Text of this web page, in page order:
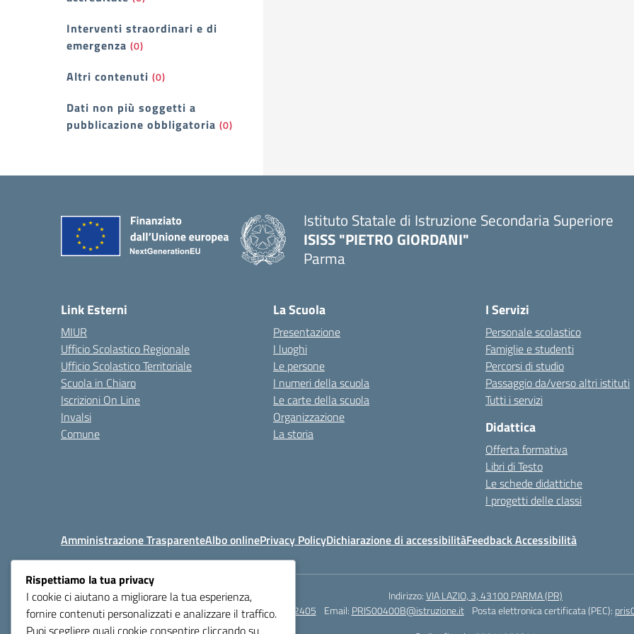
Interventi straordinari e di
emergenza (0)
Altri contenuti (0)
Dati non più soggetti a
pubblicazione obbligatoria (0)
Istituto Statale di Istruzione Secondaria Superiore
ISISS "PIETRO GIORDANI"
Parma
Link Esterni
MIUR
Ufficio Scolastico Regionale
Ufficio Scolastico Territoriale
Scuola in Chiaro
Iscrizioni On Line
Invalsi
Comune
La Scuola
Presentazione
I luoghi
Le persone
I numeri della scuola
Le carte della scuola
Organizzazione
La storia
I Servizi
Personale scolastico
Famiglie e studenti
Percorsi di studio
Passaggio da/verso altri istituti
Tutti i servizi
Didattica
Offerta formativa
Libri di Testo
Le schede didattiche
I progetti delle classi
Amministrazione TrasparenteAlbo onlinePrivacy PolicyDichiarazione di accessibilitàFeedback Accessibilità
Indirizzo:VIA LAZIO, 3, 43100 PARMA (PR)
Centralino:0521272405 Email: PRIS00400B@istruzione.it Posta elettronica certificata (PEC):
Rispettiamo la tua privacy
I cookie ci aiutano a migliorare la tua esperienza,
fornire contenuti personalizzati e analizzare il traffico.